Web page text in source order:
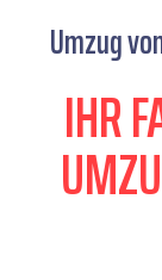
Umzug
IHR